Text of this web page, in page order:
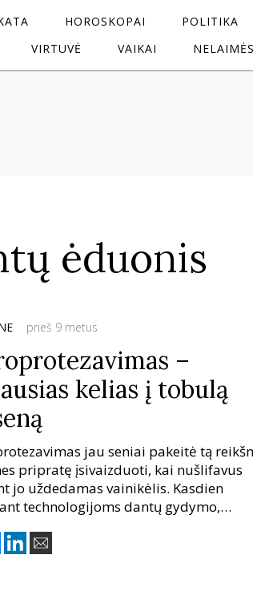
HOROSKOPAI
POLITIKA
VIRTUVĖ
VAIKAI
ėduonis
prieš 9 metus
–
kelias į tobulą
jau seniai pakeitė tą
pripratę įsivaizduoti, kai nušlifavus
jo uždedamas vainikėlis. Kasdien
technologijoms dantų gydymo,
Jų dėka sukurti tobulą šypsena